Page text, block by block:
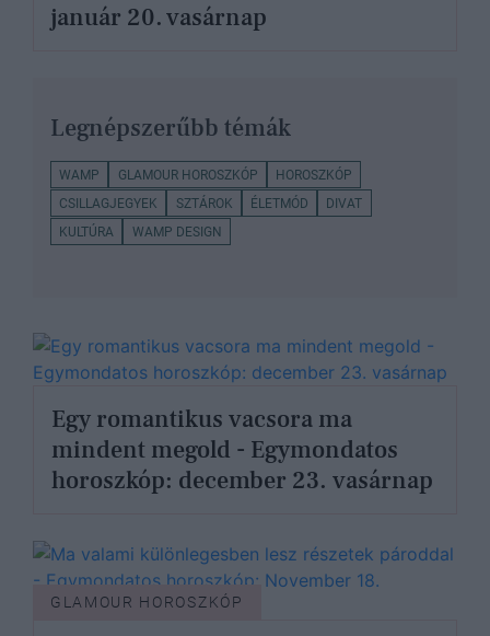
január 20. vasárnap
Legnépszerűbb témák
WAMP GLAMOUR HOROSZKÓP
HOROSZKÓP
CSILLAGJEGYEK
SZTÁROK ÉLETMÓD
DIVAT
KULTÚRA
WAMP DESIGN
Egy romantikus vacsora ma
mindent megold - Egymondatos
horoszkóp: december 23. vasárnap
GLAMOUR HOROSZKÓP